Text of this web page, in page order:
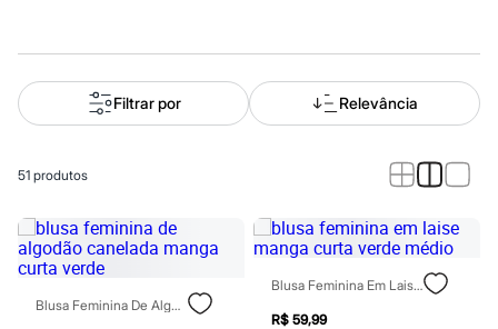
Alfaiataria
Novidades
Roupas
Blusas e Camisetas
Casacos e Jaquetas
Macacões
Saias
Shorts e Bermudas
Vestidos
Acessórios
Filtrar por Relevância
51 produtos
Blusa Feminina De Algodão Canelada Manga Curta Verde
Blusa Feminina Em Laise Manga Curta Verde Médio
R$ 59,99